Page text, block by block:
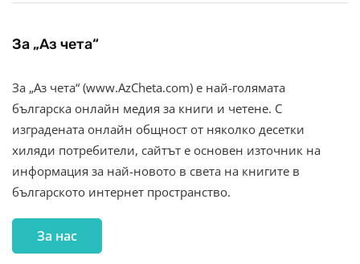
За „Аз чета“
За „Аз чета“ (www.AzCheta.com) е най-голямата
българска онлайн медия за книги и четене. С
изградената онлайн общност от няколко десетки
хиляди потребители, сайтът е основен източник на
информация за най-новото в света на книгите в
българското интернет пространство.
За нас